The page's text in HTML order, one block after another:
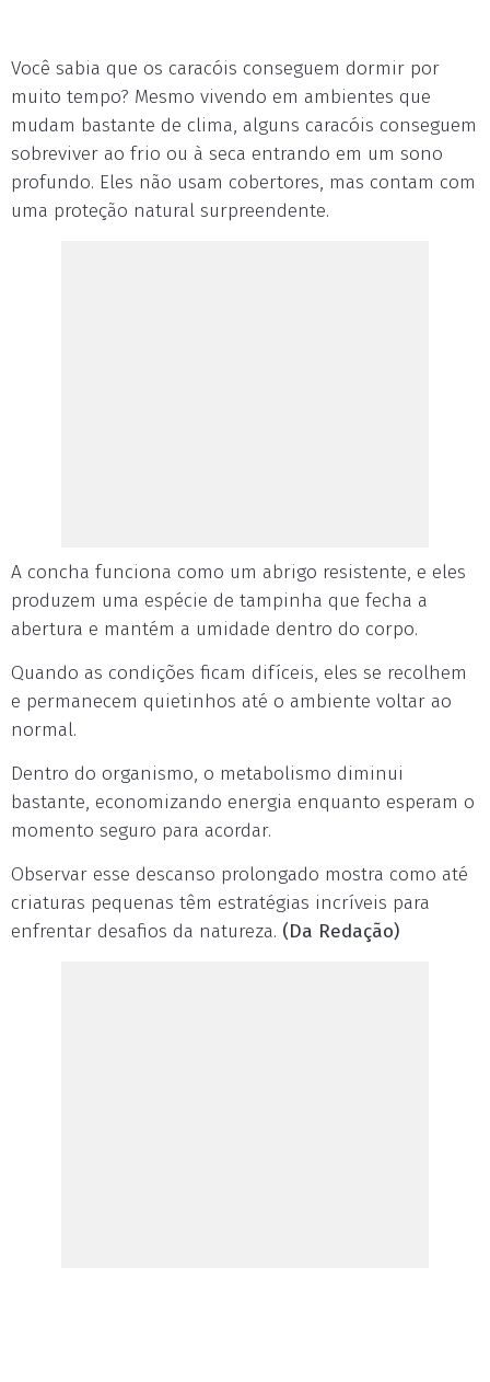
Você sabia que os caracóis conseguem dormir por
muito tempo? Mesmo vivendo em ambientes que
mudam bastante de clima, alguns caracóis conseguem
sobreviver ao frio ou à seca entrando em um sono
profundo. Eles não usam cobertores, mas contam com
uma proteção natural surpreendente.
A concha funciona como um abrigo resistente, e eles
produzem uma espécie de tampinha que fecha a
abertura e mantém a umidade dentro do corpo.
Quando as condições ficam difíceis, eles se recolhem
e permanecem quietinhos até o ambiente voltar ao
normal.
Dentro do organismo, o metabolismo diminui
bastante, economizando energia enquanto esperam o
momento seguro para acordar.
Observar esse descanso prolongado mostra como até
criaturas pequenas têm estratégias incríveis para
enfrentar desafios da natureza. (Da Redação)